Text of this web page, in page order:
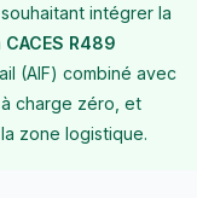
intégrer la
CACES R489
(AIF) combiné avec
charge zéro, et
zone logistique.